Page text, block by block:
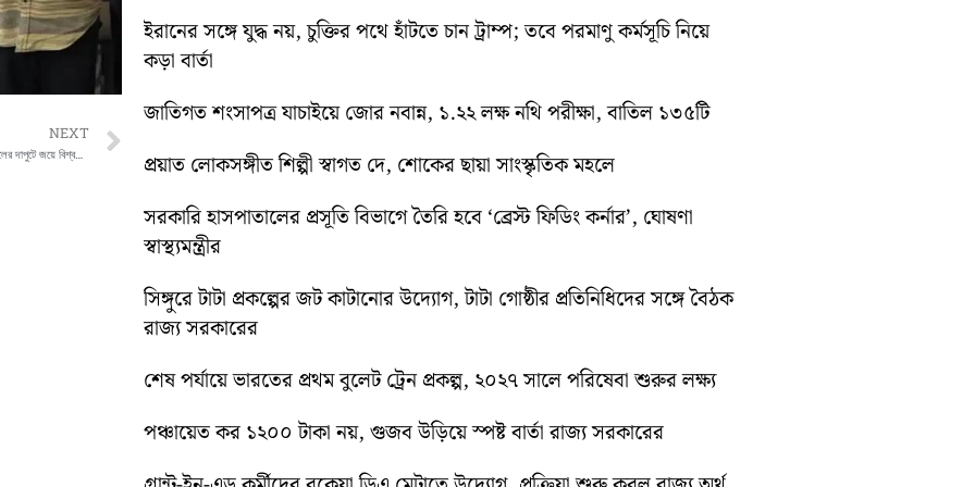
NEXT
সৌদি আরবকে উড়িয়ে চেনা ছন্দে স্পেন, ৪-০ গোলের দাপুটে জয়ে বিশ্বকাপ অভিযানে ঘুরে দাঁড়াল ইউরো চ্যাম্পিয়নরা
ইরানের সঙ্গে যুদ্ধ নয়, চুক্তির পথে হাঁটতে চান ট্রাম্প; তবে পরমাণু কর্মসূচি নিয়ে
কড়া বার্তা
জাতিগত শংসাপত্র যাচাইয়ে জোর নবান্ন, ১.২২ লক্ষ নথি পরীক্ষা, বাতিল ১৩৫টি
প্রয়াত লোকসঙ্গীত শিল্পী স্বাগত দে, শোকের ছায়া সাংস্কৃতিক মহলে
সরকারি হাসপাতালের প্রসূতি বিভাগে তৈরি হবে ‘ব্রেস্ট ফিডিং কর্নার’, ঘোষণা
স্বাস্থ্যমন্ত্রীর
সিঙ্গুরে টাটা প্রকল্পের জট কাটানোর উদ্যোগ, টাটা গোষ্ঠীর প্রতিনিধিদের সঙ্গে বৈঠক
রাজ্য সরকারের
শেষ পর্যায়ে ভারতের প্রথম বুলেট ট্রেন প্রকল্প, ২০২৭ সালে পরিষেবা শুরুর লক্ষ্য
পঞ্চায়েত কর ১২০০ টাকা নয়, গুজব উড়িয়ে স্পষ্ট বার্তা রাজ্য সরকারের